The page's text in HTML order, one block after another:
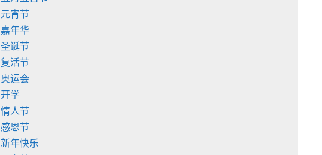
元宵节
嘉年华
圣诞节
复活节
奥运会
开学
情人节
感恩节
新年快乐